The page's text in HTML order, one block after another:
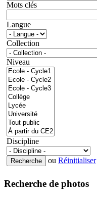
Mots clés
Langue
Collection
Niveau
Discipline
ou Réinitialiser
Recherche de photos